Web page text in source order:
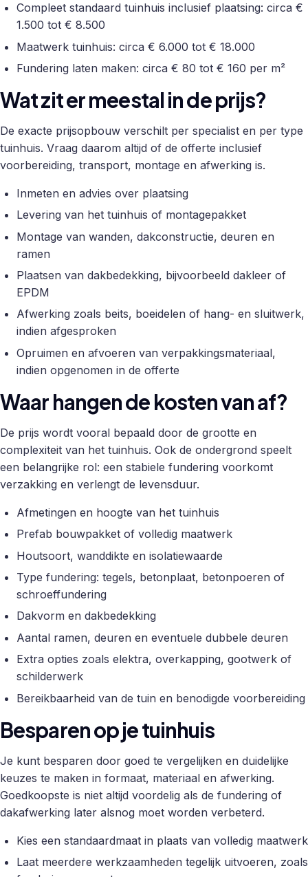
Compleet standaard tuinhuis inclusief plaatsing: circa €
1.500 tot € 8.500
Maatwerk tuinhuis: circa € 6.000 tot € 18.000
Fundering laten maken: circa € 80 tot € 160 per m²
Wat zit er meestal in de prijs?
De exacte prijsopbouw verschilt per specialist en per type
tuinhuis. Vraag daarom altijd of de offerte inclusief
voorbereiding, transport, montage en afwerking is.
Inmeten en advies over plaatsing
Levering van het tuinhuis of montagepakket
Montage van wanden, dakconstructie, deuren en
ramen
Plaatsen van dakbedekking, bijvoorbeeld dakleer of
EPDM
Afwerking zoals beits, boeidelen of hang- en sluitwerk,
indien afgesproken
Opruimen en afvoeren van verpakkingsmateriaal,
indien opgenomen in de offerte
Waar hangen de kosten van af?
De prijs wordt vooral bepaald door de grootte en
complexiteit van het tuinhuis. Ook de ondergrond speelt
een belangrijke rol: een stabiele fundering voorkomt
verzakking en verlengt de levensduur.
Afmetingen en hoogte van het tuinhuis
Prefab bouwpakket of volledig maatwerk
Houtsoort, wanddikte en isolatiewaarde
Type fundering: tegels, betonplaat, betonpoeren of
schroeffundering
Dakvorm en dakbedekking
Aantal ramen, deuren en eventuele dubbele deuren
Extra opties zoals elektra, overkapping, gootwerk of
schilderwerk
Bereikbaarheid van de tuin en benodigde voorbereiding
Besparen op je tuinhuis
Je kunt besparen door goed te vergelijken en duidelijke
keuzes te maken in formaat, materiaal en afwerking.
Goedkoopste is niet altijd voordelig als de fundering of
dakafwerking later alsnog moet worden verbeterd.
Kies een standaardmaat in plaats van volledig maatwerk
Laat meerdere werkzaamheden tegelijk uitvoeren, zoals